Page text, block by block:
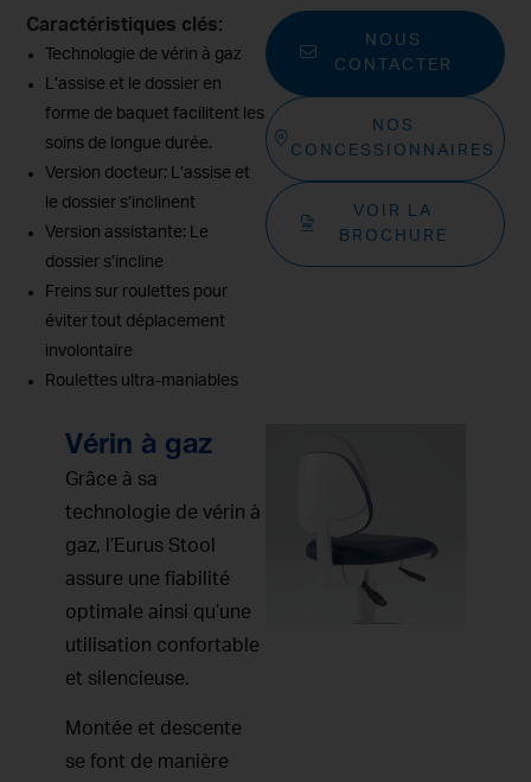
Caractéristiques clés:
Technologie de vérin à gaz
L’assise et le dossier en
forme de baquet facilitent les
soins de longue durée.
Version docteur: L’assise et
le dossier s’inclinent
Version assistante: Le
dossier s’incline
Freins sur roulettes pour
éviter tout déplacement
involontaire
Roulettes ultra-maniables
NOUS
CONTACTER
NOS
CONCESSIONNAIRES
VOIR LA
BROCHURE
Vérin à gaz
Grâce à sa
technologie de vérin à
gaz, l’Eurus Stool
assure une fiabilité
optimale ainsi qu’une
utilisation confortable
et silencieuse.
Montée et descente
se font de manière